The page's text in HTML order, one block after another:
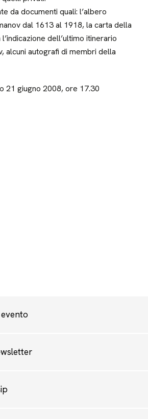
da documenti quali: l’albero
dal 1613 al 1918, la carta della
dell’ultimo itinerario
alcuni autografi di membri della
21 giugno 2008, ore 17.30